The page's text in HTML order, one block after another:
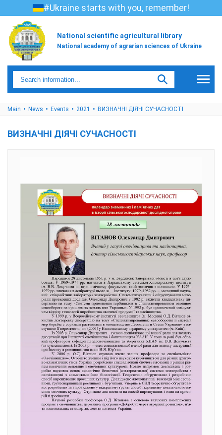
#Ukraine starts with you, remember!
National scientific agricultural library
National academy of agrarian sciences of Ukraine
Main News Events 2021 ВИЗНАЧНІ ДІЯЧІ СУЧАСНОСТІ
ВИЗНАЧНІ ДІЯЧІ СУЧАСНОСТІ